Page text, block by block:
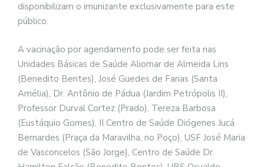
disponibilizam o imunizante exclusivamente para este
público.
A vacinação por agendamento pode ser feita nas
Unidades Básicas de Saúde Aliomar de Almeida Lins
(Benedito Bentes), José Guedes de Farias (Santa
Amélia), Dr. Antônio de Pádua (Jardim Petrópolis II),
Professor Durval Cortez (Prado), Tereza Barbosa
(Eustáquio Gomes), II Centro de Saúde Diógenes Jucá
Bernardes (Praça da Maravilha, no Poço), USF José Maria
de Vasconcelos (São Jorge), Centro de Saúde Dr.